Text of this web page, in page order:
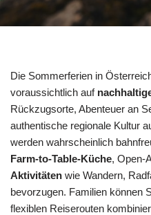
Die Sommerferien in
voraussichtlich auf
Rückzugsorte, Abenteuer an
authentische regionale Kultur
werden wahrscheinlich
Farm-to-Table-Küche, Open-
Aktivitäten wie Wandern,
bevorzugen. Familien können
flexiblen Reiserouten